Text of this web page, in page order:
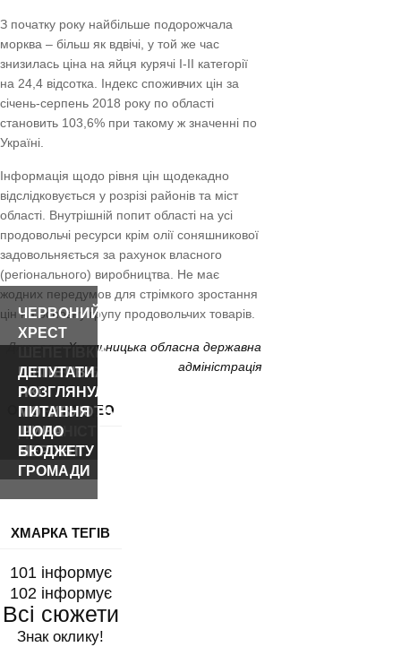
З початку року найбільше подорожчала
морква – більш як вдвічі, у той же час
знизилась ціна на яйця курячі І-ІІ категорії
на 24,4 відсотка. Індекс споживчих цін за
січень-серпень 2018 року по області
становить 103,6% при такому ж значенні по
Україні.
Інформація щодо рівня цін щодекадно
відслідковується у розрізі районів та міст
області. Внутрішній попит області на усі
продовольчі ресурси крім олії соняшникової
задовольняється за рахунок власного
(регіонального) виробництва. Не має
жодних передумов для стрімкого зростання
цін на основну групу продовольчих товарів.
Джерело:Хмельницька обласна державна
адміністрація
ОСТАННІ ВІДЕО
ЧЕРВОНИЙ
ХРЕСТ
ШЕПЕТІВКИ
ПРОЗВІТУВАВ
ПРО
РІЧНУ
ДІЯЛЬНІСТЬ
ШЕПЕТІВЧАНИ,
ЯКІ
МОТИВУЮТЬ:
ІРИНА
МЕРЛЕНІ
ДЕПУТАТИ
РОЗГЛЯНУЛИ
ПИТАННЯ
ЩОДО
БЮДЖЕТУ
ГРОМАДИ
ХМАРКА ТЕГІВ
101 інформує
102 інформує
Всі сюжети
Знак оклику!